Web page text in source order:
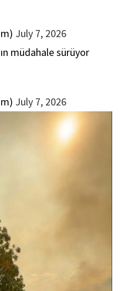
July 7, 2026
müdahale sürüyor
July 7, 2026